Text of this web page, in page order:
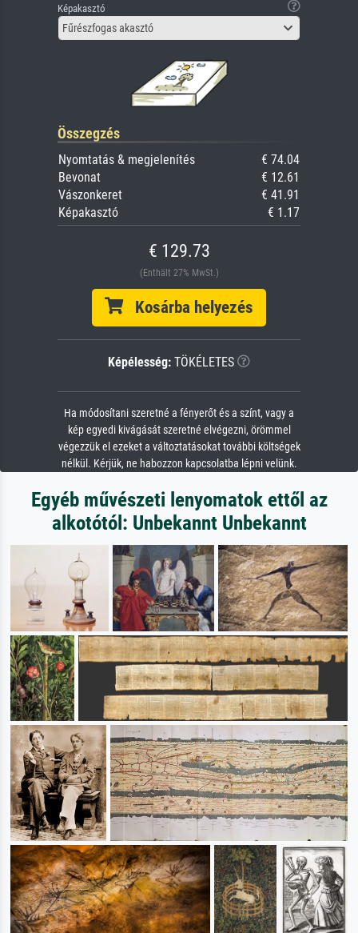
Képakasztó
Fűrészfogas akasztó
Összegzés
Nyomtatás & megjelenítés
€ 74.04
Bevonat
€ 12.61
Vászonkeret
€ 41.91
Képakasztó
€ 1.17
€ 129.73
(Enthält 27% MwSt.)
Kosárba helyezés
Képélesség: TÖKÉLETES
Ha módosítani szeretné a fényerőt és a színt, vagy a
kép egyedi kivágását szeretné elvégezni, örömmel
végezzük el ezeket a változtatásokat további költségek
nélkül. Kérjük, ne habozzon kapcsolatba lépni velünk.
Egyéb művészeti lenyomatok ettől az
alkotótól: Unbekannt Unbekannt